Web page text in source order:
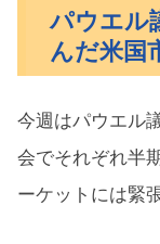
パウエル
んだ米国
今週はパウエル
会でそれぞれ半
ーケットには緊